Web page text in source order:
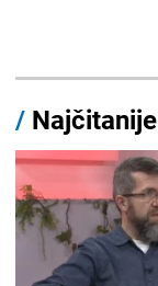
/ Najčitanije